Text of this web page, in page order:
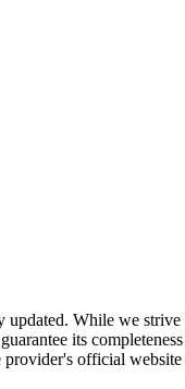
updated. While we strive
its completeness
provider's official website